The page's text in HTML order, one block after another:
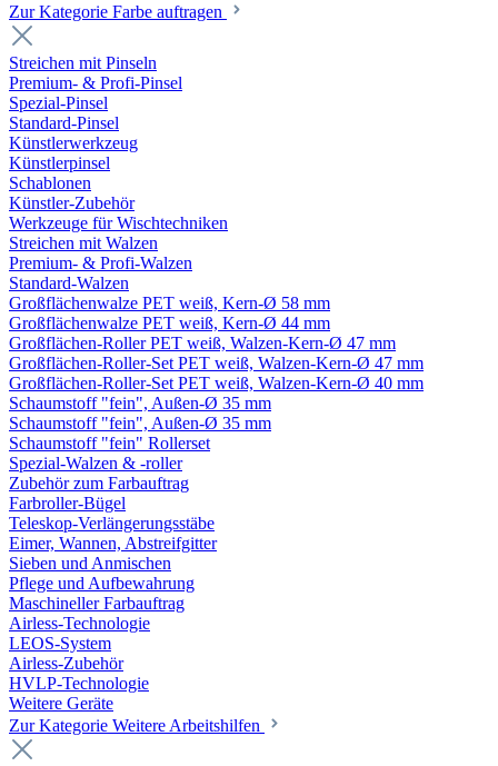
Zur Kategorie Farbe auftragen
Streichen mit Pinseln
Premium- & Profi-Pinsel
Spezial-Pinsel
Standard-Pinsel
Künstlerwerkzeug
Künstlerpinsel
Schablonen
Künstler-Zubehör
Werkzeuge für Wischtechniken
Streichen mit Walzen
Premium- & Profi-Walzen
Standard-Walzen
Großflächenwalze PET weiß, Kern-Ø 58 mm
Großflächenwalze PET weiß, Kern-Ø 44 mm
Großflächen-Roller PET weiß, Walzen-Kern-Ø 47 mm
Großflächen-Roller-Set PET weiß, Walzen-Kern-Ø 47 mm
Großflächen-Roller-Set PET weiß, Walzen-Kern-Ø 40 mm
Schaumstoff "fein", Außen-Ø 35 mm
Schaumstoff "fein", Außen-Ø 35 mm
Schaumstoff "fein" Rollerset
Spezial-Walzen & -roller
Zubehör zum Farbauftrag
Farbroller-Bügel
Teleskop-Verlängerungsstäbe
Eimer, Wannen, Abstreifgitter
Sieben und Anmischen
Pflege und Aufbewahrung
Maschineller Farbauftrag
Airless-Technologie
LEOS-System
Airless-Zubehör
HVLP-Technologie
Weitere Geräte
Zur Kategorie Weitere Arbeitshilfen